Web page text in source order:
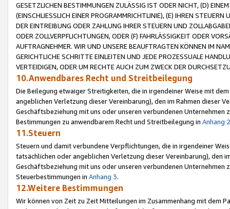
GESETZLICHEN BESTIMMUNGEN ZULÄSSIG IST ODER NICHT, (D)
(EINSCHLIESSLICH EINER PROGRAMMRICHTLINIE), (E) IHREN
DER EINTREIBUNG ODER ZAHLUNG IHRER STEUERN UND
ODER ZOLLVERPFLICHTUNGEN, ODER (F) FAHRLÄSSIGKEIT ODER
AUFTRAGNEHMER. WIR UND UNSERE BEAUFTRAGTEN KÖNNEN IM
GERICHTLICHE SCHRITTE EINLEITEN UND JEDE PROZESSUALE
VERTEIDIGEN, ODER UM RECHTE AUCH ZUM ZWECK DER
10.Anwendbares Recht und Streitbeilegung
Die Beilegung etwaiger Streitigkeiten, die in irgendeiner Weise mit
angeblichen Verletzung dieser Vereinbarung), den im Rahmen dieser
Geschäftsbeziehung mit uns oder unseren verbundenen
Bestimmungen zu anwendbarem Recht und Streitbeilegung in Anhang 2
11.Steuern
Steuern und damit verbundene Verpflichtungen, die in irgendeiner
tatsächlichen oder angeblichen Verletzung dieser Vereinbarung), den
Geschäftsbeziehung mit uns oder unseren verbundenen
Steuerbestimmungen in Anhang 3.
12.Weitere Bestimmungen
Wir können von Zeit zu Zeit Mitteilungen im Zusammenhang mit dem